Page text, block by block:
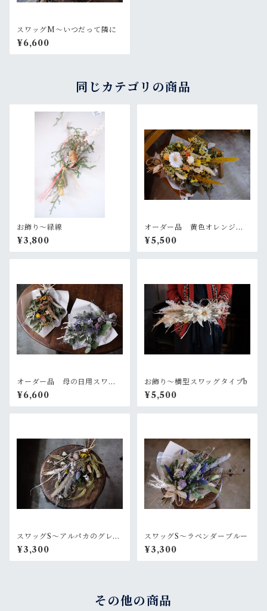
スワッグM〜いつだって隣に
¥6,600
同じカテゴリの商品
お飾り〜緑線
¥3,800
オーダー品 黄色オレンジの
大きめスワッグ
¥5,500
オーダー品 母の日用スワッ
グ2個セット
¥6,600
お飾り〜横型スワッグタイプb
¥5,500
スワッグS〜アルパカのグレー
なセーター
¥3,300
スワッグS〜ラベンダーブルー
¥3,300
その他の商品